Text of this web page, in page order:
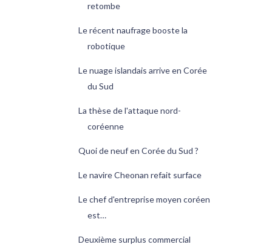
retombe
Le récent naufrage booste la
robotique
Le nuage islandais arrive en Corée
du Sud
La thèse de l'attaque nord-
coréenne
Quoi de neuf en Corée du Sud ?
Le navire Cheonan refait surface
Le chef d'entreprise moyen coréen
est…
Deuxième surplus commercial